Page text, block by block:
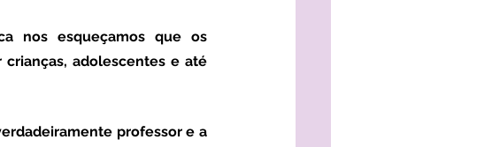
nos esqueçamos que os
adolescentes e até